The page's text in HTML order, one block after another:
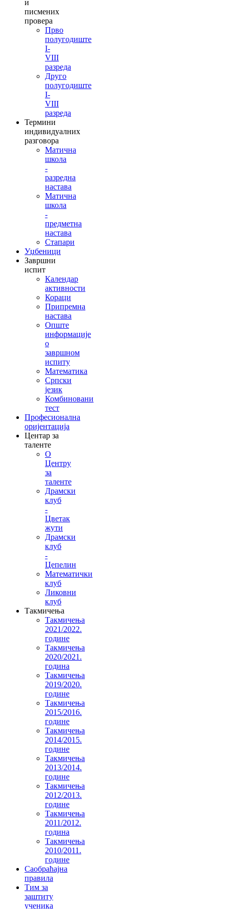
и
писмених
провера
Прво
полугодиште
I-
VIII
разреда
Друго
полугодиште
I-
VIII
разреда
Термини
индивидуалних
разговора
Матична
школа
-
разредна
настава
Матична
школа
-
предметна
настава
Стапари
Уџбеници
Завршни
испит
Календар
активности
Кораци
Припремна
настава
Опште
информације
о
завршном
испиту
Математика
Српски
језик
Комбиновани
тест
Професионална
оријентација
Центар за
таленте
О
Центру
за
таленте
Драмски
клуб
-
Цветак
жути
Драмски
клуб
-
Цепелин
Математички
клуб
Ликовни
клуб
Такмичења
Такмичења
2021/2022.
године
Такмичења
2020/2021.
година
Такмичења
2019/2020.
године
Такмичења
2015/2016.
године
Такмичења
2014/2015.
године
Такмичења
2013/2014.
године
Такмичења
2012/2013.
године
Такмичења
2011/2012.
година
Такмичења
2010/2011.
године
Саобраћајна
правила
Тим за
заштиту
ученика